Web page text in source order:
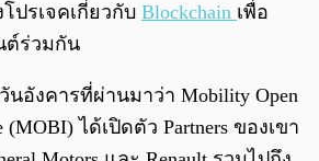
ปรเจคเกี่ยวกับ Blockchain เพื่อ
ต์ร่วมกัน
นอังคารที่ผ่านมาว่า Mobility Open
(MOBI) ได้เปิดตัว Partners ของเขา